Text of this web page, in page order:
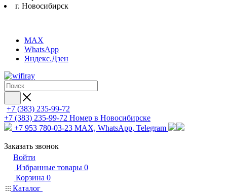
г. Новосибирск
MAX
WhatsApp
Яндекс.Дзен
+7 (383) 235-99-72
+7 (383) 235-99-72 Номер в Новосибирске
+7 953 780-03-23 MAX, WhatsApp, Telegram
Заказать звонок
Войти
Избранные товары 0
Корзина 0
Каталог